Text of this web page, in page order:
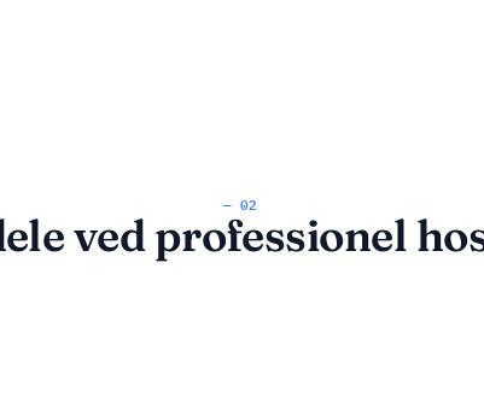
— 02
ved professionel